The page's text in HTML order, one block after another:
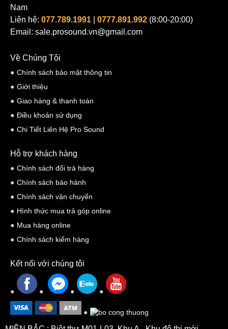
Nam
Liên hệ: 077.789.1991 0777.891.992 (8:00-20:00)
Email: sale.prosound.vn@gmail.com
Về Chúng Tôi
Chính sách bảo mật thông tin
Giới thiệu
Giao hàng & thanh toán
Điều khoản sử dụng
Chi Tiết Liên Hệ Pro Sound
Hỗ trợ khách hàng
Chính sách đổi trả hàng
Chính sách bảo hành
Chính sách vận chuyển
Hình thức mua trả góp online
Mua hàng online
Chính sách kiểm hàng
Kết nối với chúng tôi